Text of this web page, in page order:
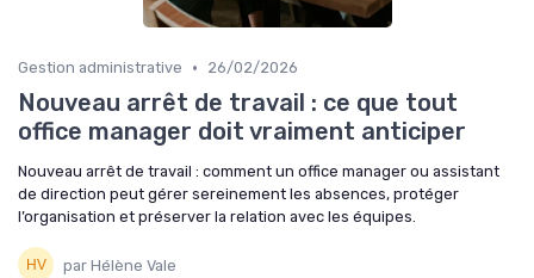
Gestion administrative • 26/02/2026
Nouveau arrêt de travail : ce que tout
office manager doit vraiment anticiper
Nouveau arrêt de travail : comment un office manager ou assistant
de direction peut gérer sereinement les absences, protéger
l’organisation et préserver la relation avec les équipes.
par Hélène Vale